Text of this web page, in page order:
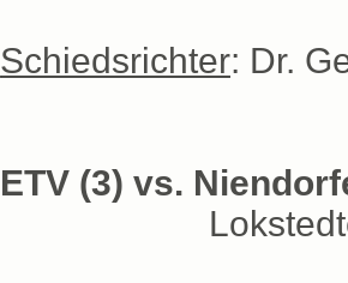
Schiedsrichter: Dr.
ETV (3) vs.